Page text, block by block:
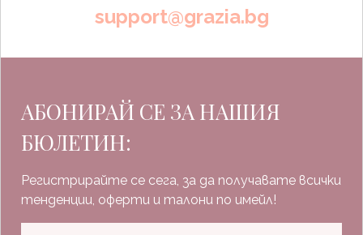
support@grazia.bg
АБОНИРАЙ СЕ ЗА НАШИЯ
БЮЛЕТИН:
Регистрирайте се сега, за да получавате всички
тенденции, оферти и талони по имейл!